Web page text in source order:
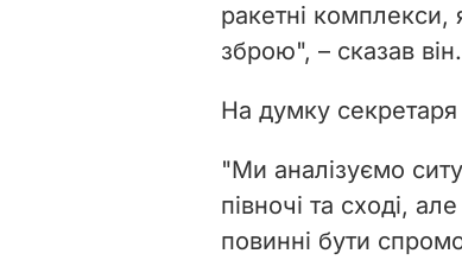
ракетні комплекси,
зброю", – сказав він.
На думку
"Ми аналізуємо
півночі та сході,
повинні бути